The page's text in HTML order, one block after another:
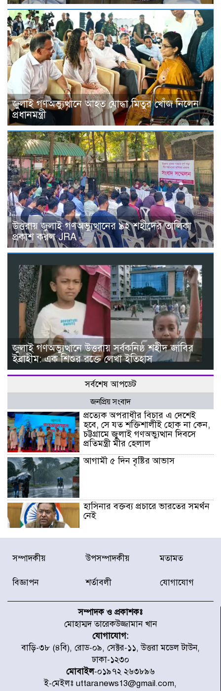
জুলাই গণঅভ্যুত্থানে আহত যোদ্ধা মিতুর খোঁজ নিলেন
প্রধানমন্ত্রী
উত্তরায় জুলাই গণঅভ্যুত্থানের ৯২ শহীদের তালিকা
প্রকাশ করল JRA
জুলাই গণঅভ্যুত্থানে উত্তরায় সর্বকনিষ্ঠ শহীদ জাবির
ইব্রাহীম: এক শিশুর রক্তে লেখা ইতিহাস
সর্বশেষ আপডেট
জনপ্রিয় সংবাদ
প্রত্যেক অপরাধীর বিচার এ দেশেই
হবে, সে যত শক্তিশালীই হোক না কেন,
চট্টগ্রামে জুলাই গণঅভ্যুত্থান দিবসে
প্রতিমন্ত্রী মীর হেলাল
আগামী ৫ দিন বৃষ্টির আভাস
হাসিনার বক্তব্য প্রচারে ভারতের সমর্থন
নেই
জুলাই গণঅভ্যুত্থানে আহত যোদ্ধা
মিতুর খোঁজ নিলেন প্রধানমন্ত্রী
শহীদের তালিকা প্রকাশ করল JRA
জুলাই গণঅভ্যুত্থানে উত্তরায় সর্বকনিষ্ঠ
শহীদ জাবির ইব্রাহীম: এক শিশুর রক্তে
লেখা ইতিহাস
রাজধানীতে আজ বৃষ্টির সম্ভাবনা, যা
সম্পাদকীয় উপসম্পাদকীয় মতামত
বিজ্ঞাপন শর্তাবলী যোগাযোগ
সম্পাদক ও প্রকাশকঃ
মোহাম্মদ তারেকউজ্জামান খান
যোগাযোগ:
বাড়ি-৩৮ (৪বি), রোড-০৯, সেক্টর-১১, উত্তরা মডেল টাউন,
ঢাকা-১২৩০
মোবাইল-০১৯৭২ ২৬৩৮৯৬
ই-মেইলঃ uttaranews13@gmail.com,